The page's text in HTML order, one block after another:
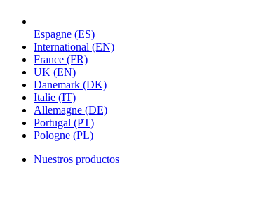
Espagne (ES)
International (EN)
France (FR)
UK (EN)
Danemark (DK)
Italie (IT)
Allemagne (DE)
Portugal (PT)
Pologne (PL)
Nuestros productos